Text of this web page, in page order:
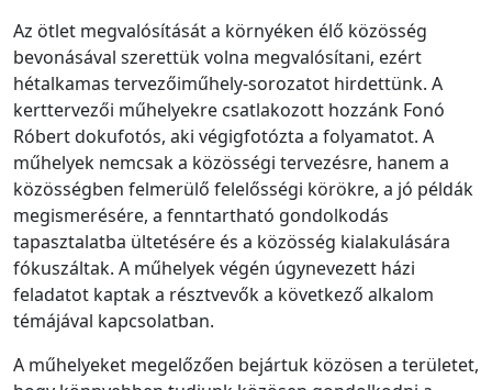
Az ötlet megvalósítását a környéken élő közösség
bevonásával szerettük volna megvalósítani, ezért
hétalkamas tervezőiműhely-sorozatot hirdettünk. A
kerttervezői műhelyekre csatlakozott hozzánk Fonó
Róbert dokufotós, aki végigfotózta a folyamatot. A
műhelyek nemcsak a közösségi tervezésre, hanem a
közösségben felmerülő felelősségi körökre, a jó példák
megismerésére, a fenntartható gondolkodás
tapasztalatba ültetésére és a közösség kialakulására
fókuszáltak. A műhelyek végén úgynevezett házi
feladatot kaptak a résztvevők a következő alkalom
témájával kapcsolatban.
A műhelyeket megelőzően bejártuk közösen a területet,